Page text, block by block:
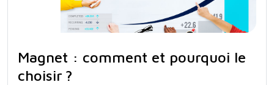
Magnet : comment et pourquoi le
choisir ?